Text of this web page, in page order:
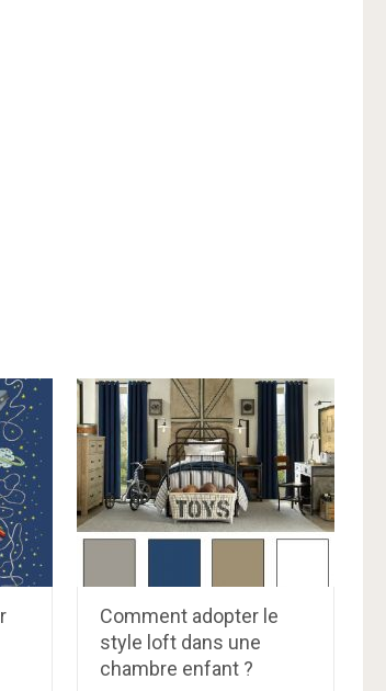
Comment adopter le
style loft dans une
chambre enfant ?